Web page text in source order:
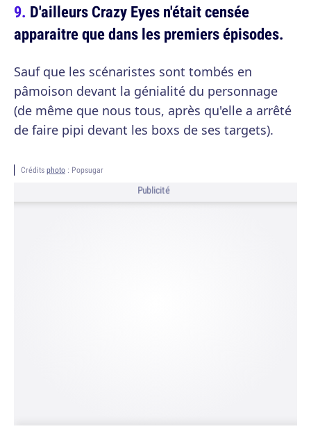
D'ailleurs Crazy Eyes n'était censée
apparaitre que dans les premiers épisodes.
Sauf que les scénaristes sont tombés en
pâmoison devant la génialité du personnage
(de même que nous tous, après qu'elle a arrêté
de faire pipi devant les boxs de ses targets).
Crédits photo : Popsugar
Publicité